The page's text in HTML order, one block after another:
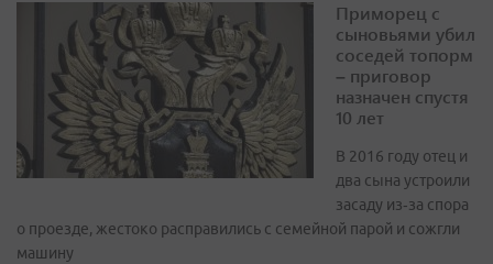
Приморец с
сыновьями убил
соседей топорм
– приговор
назначен спустя
10 лет
В 2016 году отец и
два сына устроили
засаду из‑за спора
о проезде, жестоко расправились с семейной парой и сожгли
машину